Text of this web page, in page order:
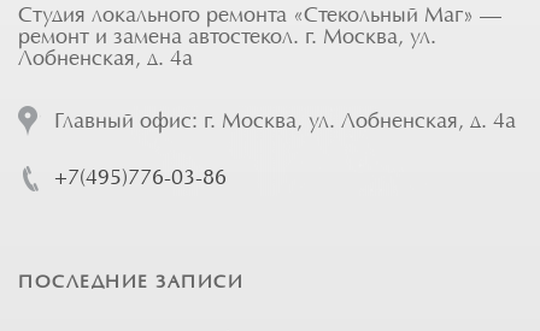
Студия локального ремонта «Стекольный Маг» —
ремонт и замена автостекол. г. Москва, ул.
Лобненская, д. 4а
Главный офис: г. Москва, ул. Лобненская, д. 4а
+7(495)776-03-86
ПОСЛЕДНИЕ ЗАПИСИ